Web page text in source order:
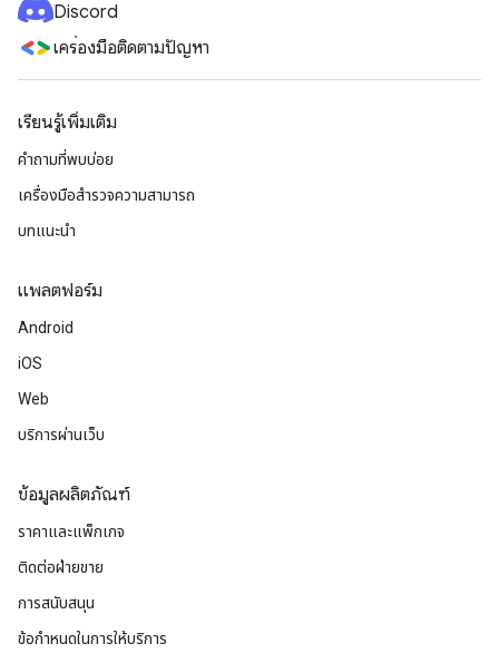
Discord
เครื่องมือติดตามปัญหา
เรียนรู้เพิ่มเติม
คำถามที่พบบ่อย
เครื่องมือสำรวจความสามารถ
บทแนะนำ
แพลตฟอร์ม
Android
iOS
Web
บริการผ่านเว็บ
ข้อมูลผลิตภัณฑ์
ราคาและแพ็กเกจ
ติดต่อฝ่ายขาย
การสนับสนุน
ข้อกำหนดในการให้บริการ